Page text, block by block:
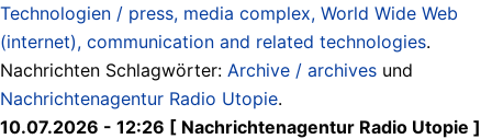
Technologien / press, media complex, World Wide Web
(internet), communication and related technologies.
Nachrichten Schlagwörter: Archive / archives und
Nachrichtenagentur Radio Utopie.
10.07.2026 - 12:26 [ Nachrichtenagentur Radio Utopie ]